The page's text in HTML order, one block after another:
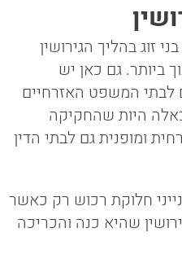
בני זוג בהליך הגירושין
ביותר. גם כאן יש
לבתי המשפט האזרחיים
היות שהחקיקה
ומופנית גם לבתי הדין
חלוקת רכוש רק כאשר
שהיא כנה והכריכה